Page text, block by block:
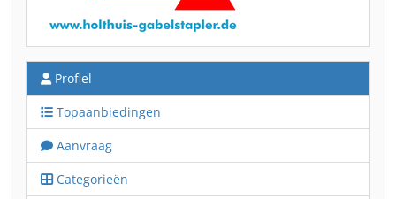
Profiel
Topaanbiedingen
Aanvraag
Categorieën